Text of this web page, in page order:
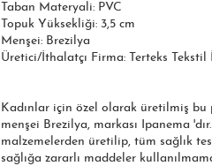
Taban Materyali: PVC
Topuk Yüksekliği: 3,5 cm
Menşei: Brezilya
Üretici/İthalatçı Firma: Terteks
Kadınlar için özel olarak üretilmiş
menşei Brezilya, markası Ipanema
malzemelerden üretilip, tüm sağlık
sağlığa zararlı maddeler